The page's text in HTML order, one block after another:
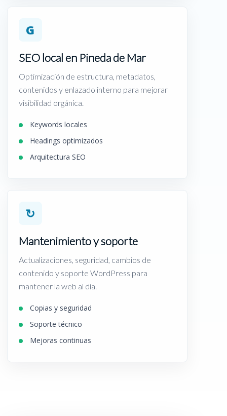
G
SEO local en Pineda de Mar
Optimización de estructura, metadatos,
contenidos y enlazado interno para mejorar
visibilidad orgánica.
Keywords locales
Headings optimizados
Arquitectura SEO
↻
Mantenimiento y soporte
Actualizaciones, seguridad, cambios de
contenido y soporte WordPress para
mantener la web al día.
Copias y seguridad
Soporte técnico
Mejoras continuas